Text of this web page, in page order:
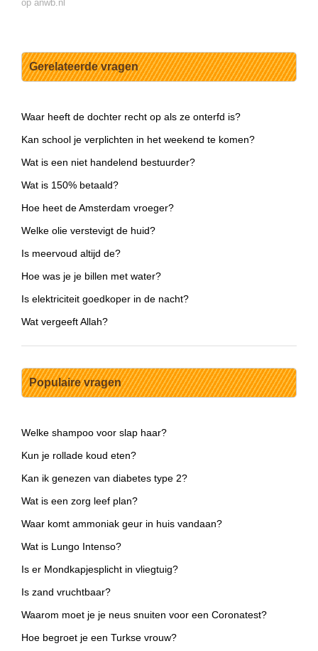
op anwb.nl
Gerelateerde vragen
Waar heeft de dochter recht op als ze onterfd is?
Kan school je verplichten in het weekend te komen?
Wat is een niet handelend bestuurder?
Wat is 150% betaald?
Hoe heet de Amsterdam vroeger?
Welke olie verstevigt de huid?
Is meervoud altijd de?
Hoe was je je billen met water?
Is elektriciteit goedkoper in de nacht?
Wat vergeeft Allah?
Populaire vragen
Welke shampoo voor slap haar?
Kun je rollade koud eten?
Kan ik genezen van diabetes type 2?
Wat is een zorg leef plan?
Waar komt ammoniak geur in huis vandaan?
Wat is Lungo Intenso?
Is er Mondkapjesplicht in vliegtuig?
Is zand vruchtbaar?
Waarom moet je je neus snuiten voor een Coronatest?
Hoe begroet je een Turkse vrouw?